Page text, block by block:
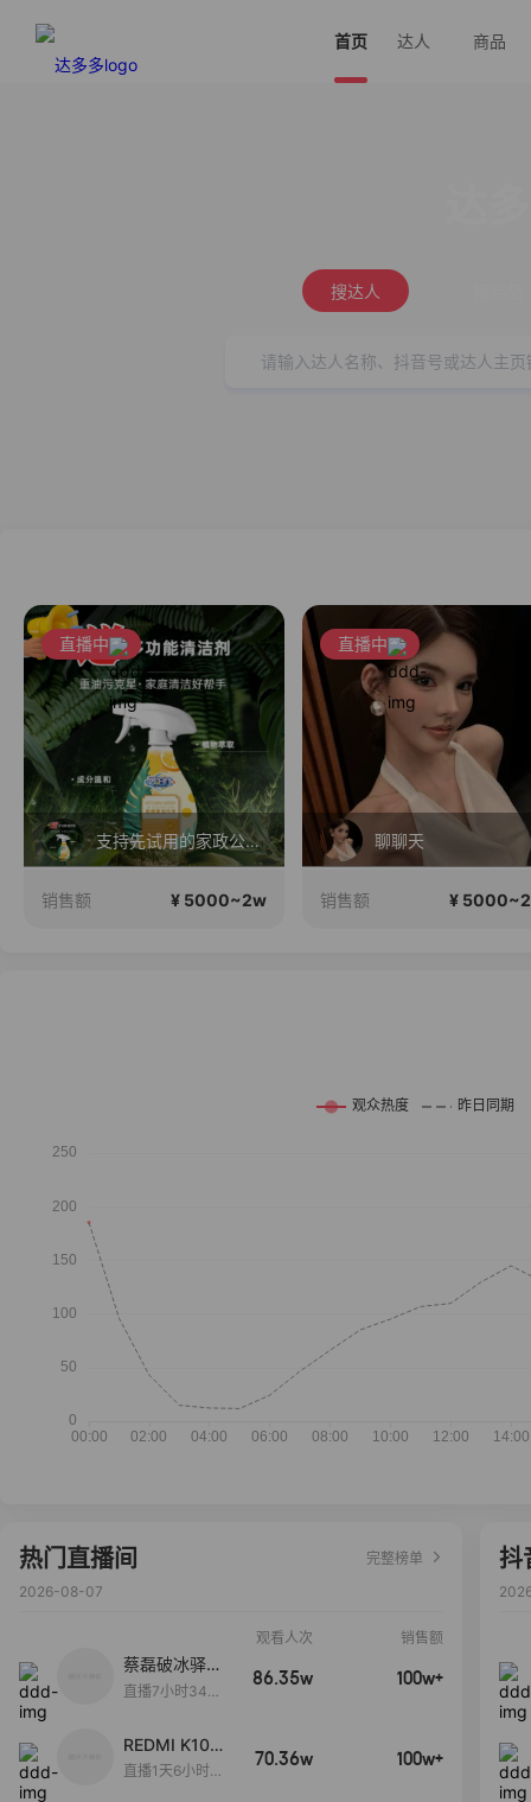
首页 达人 商品
搜达人
直播中
聊聊天
销售额 ¥ 5000~2w
直播中
3个娃睡了，美食宵夜聊天时间…
销售额 ¥
热门直播间
完整榜单
2026-08-07
观看人次 销售额
蔡磊破冰驿站
直播间好物分
直播7小时34分
86.35w 100w+
REDMI K100
Pro系列新品
直播1天6小时2
70.36w 100w+
抖